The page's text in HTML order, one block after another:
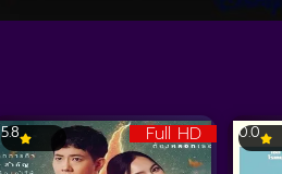
Full HD
5.8 0.0